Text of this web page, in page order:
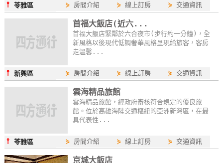
⫯苓雅區 ⋟ 房間介紹 ⋟線上訂房 ⋟ 交通資訊
首福大飯店(近六...
首福大飯店緊鄰於六合夜市(步行約一分鐘)，全
新風格以後現代低調奢華風格呈現給旅客，客房
走溫馨...
⫯新興區 ⋟ 房間介紹 ⋟線上訂房 ⋟ 交通資訊
雲海精品旅館
雲海精品旅館，經政府審核符合規定的優良旅
館。位於高雄海陸交通樞紐的亞洲新灣區，在最
具代表性...
⫯苓雅區 ⋟ 房間介紹 ⋟線上訂房 ⋟ 交通資訊
京城大飯店